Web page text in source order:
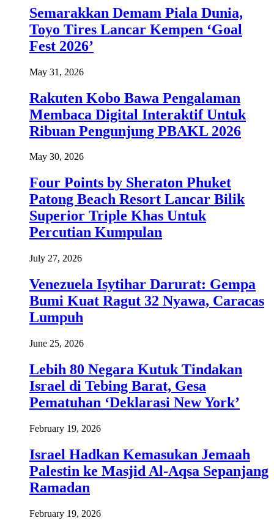
Semarakkan Demam Piala Dunia,
Toyo Tires Lancar Kempen ‘Goal
Fest 2026’
May 31, 2026
Rakuten Kobo Bawa Pengalaman
Membaca Digital Interaktif Untuk
Ribuan Pengunjung PBAKL 2026
May 30, 2026
Four Points by Sheraton Phuket
Patong Beach Resort Lancar Bilik
Superior Triple Khas Untuk
Percutian Kumpulan
July 27, 2026
Venezuela Isytihar Darurat: Gempa
Bumi Kuat Ragut 32 Nyawa, Caracas
Lumpuh
June 25, 2026
Lebih 80 Negara Kutuk Tindakan
Israel di Tebing Barat, Gesa
Pematuhan ‘Deklarasi New York’
February 19, 2026
Israel Hadkan Kemasukan Jemaah
Palestin ke Masjid Al-Aqsa Sepanjang
Ramadan
February 19, 2026